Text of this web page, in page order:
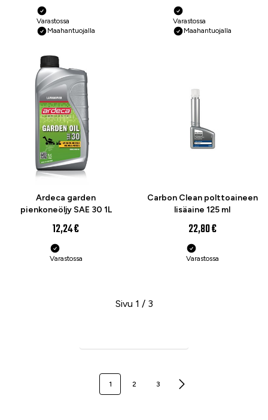
Varastossa
Maahantuojalla
Varastossa
Maahantuojalla
Ardeca garden
pienkoneöljy SAE 30 1L
12,24 €
Varastossa
Carbon Clean polttoaineen
lisäaine 125 ml
22,80 €
Varastossa
Sivu 1 / 3
1 2 3